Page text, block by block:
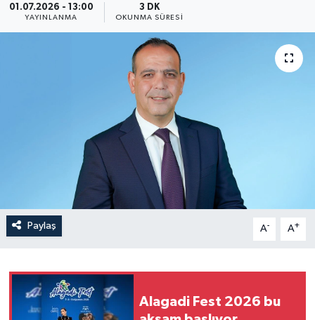
01.07.2026 - 13:00
YAYINLANMA
3 DK
OKUNMA SÜRESI
Paylaş A- A+
Alagadi Fest 2026 bu